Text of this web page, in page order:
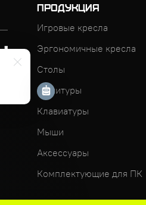
ПРОДУКЦИЯ
Игровые кресла
Эргономичные кресла
Столы
Гарнитуры
Клавиатуры
Мыши
Аксессуары
Комплектующие для ПК